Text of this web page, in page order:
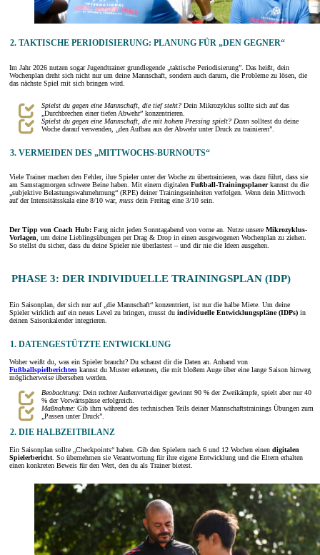
2. TAKTISCHE PERIODISIERUNG: PLANUNG FÜR „DEN GEGNER“
Im Jahr 2026 nutzen sogar Jugendtrainer grundlegende „taktische Periodisierung”. Das heißt, dein
Wochenplan dreht sich nicht nur um deine Mannschaft, sondern auch darum, die Probleme zu lösen, die
das nächste Spiel mit sich bringen wird.
Spielst du gegen eine Mannschaft, die tief steht? Dein Mikrozyklus sollte sich auf das
„Durchbrechen einer tiefen Abwehr” konzentrieren.
Spielst du gegen eine Mannschaft, die mit hohem Pressing spielt? Dann solltest du deine
Woche darauf verwenden, „den Aufbau aus der Abwehr unter Druck zu trainieren”.
3. VERMEIDEN DES „MITTWOCHS-BURNOUTS“
Viele Trainer machen den Fehler, ihre Spieler unter der Woche zu übertrainieren, was dazu führt, dass sie
am Samstagmorgen schwere Beine haben. Mit einem digitalen Fußball-Trainingsplanerkannst du die
„subjektive Belastungswahrnehmung“ (RPE) deiner Trainingseinheiten verfolgen. Wenn dein Mittwoch
auf der Intensitätsskala eine 8/10 war, muss dein Freitag eine 3/10 sein.
Der Tipp von Coach Hub: Fang nicht jeden Sonntagabend von vorne an. Nutze unsere Mikrozyklus-
Vorlagen, um deine Lieblingsübungen per Drag & Drop in einen ausgewogenen Wochenplan zu ziehen.
So stellst du sicher, dass du deine Spieler nie überlastest – und dir nie die Ideen ausgehen.
PHASE 3: DER INDIVIDUELLE TRAININGSPLAN (IDP)
Ein Saisonplan, der sich nur auf „die Mannschaft“ konzentriert, ist nur die halbe Miete. Um deine
Spieler wirklich auf ein neues Level zu bringen, musst du individuelle Entwicklungspläne (IDPs) in
deinen Saisonkalender integrieren.
1. DATENGESTÜTZTE ENTWICKLUNG
Woher weißt du, was ein Spieler braucht? Du schaust dir die Daten an. Anhand von
Fußballspielberichten kannst du Muster erkennen, die mit bloßem Auge über eine lange Saison hinweg
möglicherweise übersehen werden.
Beobachtung: Dein rechter Außenverteidiger gewinnt 90 % der Zweikämpfe, spielt aber nur 40
% der Vorwärtspässe erfolgreich.
Maßnahme: Gib ihm während des technischen Teils deiner Mannschaftstrainings Übungen zum
„Passen unter Druck”.
2. DIE HALBZEITBILANZ
Ein Saisonplan sollte „Checkpoints“ haben. Gib den Spielern nach 6 und 12 Wochen einen digitalen
Spielerbericht . So übernehmen sie Verantwortung für ihre eigene Entwicklung und die Eltern erhalten
einen konkreten Beweis für den Wert, den du als Trainer bietest.